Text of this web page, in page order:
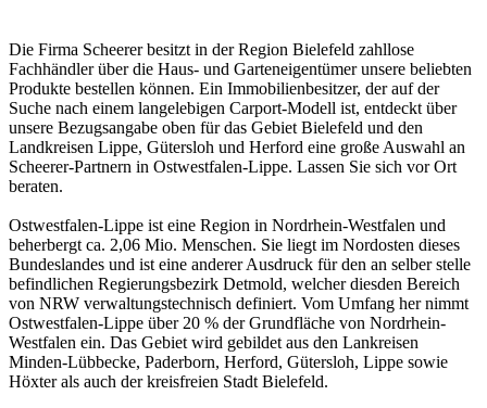
Die Firma Scheerer besitzt in der Region Bielefeld zahllose
Fachhändler über die Haus- und Garteneigentümer unsere beliebten
Produkte bestellen können. Ein Immobilienbesitzer, der auf der
Suche nach einem langelebigen Carport-Modell ist, entdeckt über
unsere Bezugsangabe oben für das Gebiet Bielefeld und den
Landkreisen Lippe, Gütersloh und Herford eine große Auswahl an
Scheerer-Partnern in Ostwestfalen-Lippe. Lassen Sie sich vor Ort
beraten.
Ostwestfalen-Lippe ist eine Region in Nordrhein-Westfalen und
beherbergt ca. 2,06 Mio. Menschen. Sie liegt im Nordosten dieses
Bundeslandes und ist eine anderer Ausdruck für den an selber stelle
befindlichen Regierungsbezirk Detmold, welcher diesden Bereich
von NRW verwaltungstechnisch definiert. Vom Umfang her nimmt
Ostwestfalen-Lippe über 20 % der Grundfläche von Nordrhein-
Westfalen ein. Das Gebiet wird gebildet aus den Lankreisen
Minden-Lübbecke, Paderborn, Herford, Gütersloh, Lippe sowie
Höxter als auch der kreisfreien Stadt Bielefeld.